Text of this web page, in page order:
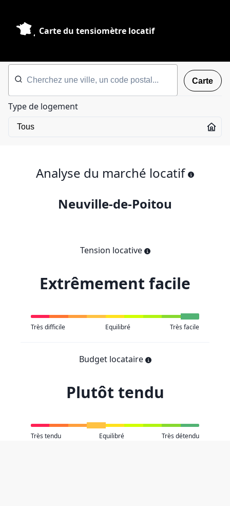
Carte du tensiomètre locatif
Carte
Type de logement
Analyse du marché locatif
Neuville-de-Poitou
Tension locative
Extrêmement facile
Très difficile Equilibré Très facile
Budget locataire
Plutôt tendu
Très tendu Equilibré Très détendu